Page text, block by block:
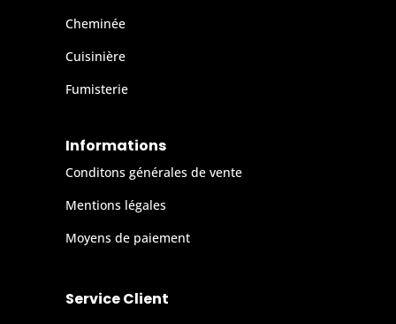
Cheminée
Cuisinière
Fumisterie
Informations
Conditons générales de vente
Mentions légales
Moyens de paiement
Service Client